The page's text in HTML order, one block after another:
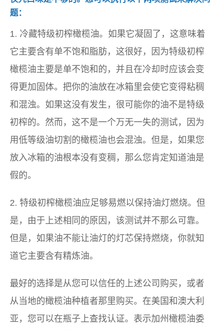
题：
1. 冷藏特级初榨橄榄油。如果它凝固了，这意味着
它主要含有单不饱和脂肪，这很好，因为特级初榨
橄榄油主要是单不饱和的，并且在冷却时应该会变
得更加固体。把你的油放在冰箱里会使它变得粘稠
和混浊。如果这没有发生，很可能你的油不是特级
初榨的。然而，这不是一个万无一失的测试，因为
用低等级油切割的橄榄油也会混浊。但是，如果您
放入冰箱的油根本没有变稠，那么您肯定知道油是
假的。
2. 特级初榨橄榄油应足够易燃以保持油灯燃烧。但
是，由于上述相同的原因，该测试并不那么可靠。
但是，如果油不能让油灯的灯芯保持燃烧，你就知
道它主要含有精炼油。
最好的选择是从您可以信任的上述公司购买，或者
从当地的橄榄油种植者那里购买。在美国和澳大利
亚，您可以在瓶子上查找认证。表示加州橄榄油委